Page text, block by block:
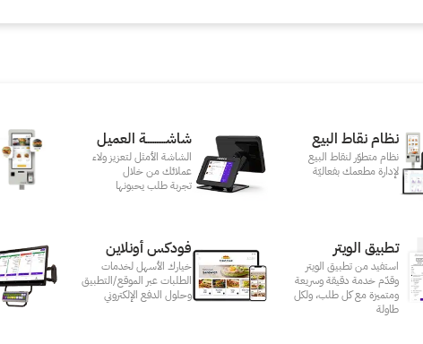
نظام نقاط البيع
نظام متطوّر لنقاط البيع
لإدارة مطعمك بفعاليّة
شاشـــــــــــة العميل
الشاشة الأمثل لتعزيز ولاء
عملائك من خلال
تجربة طلب يحبونها
تطبيق الويتر
استفيد من تطبيق الويتر
وقدّم خدمة دقيقة وسريعة
ومتميزة مع كل طلب، ولكل
طاولة
فودكس أونلاين
خيارك الأسهل لخدمات
الطلبات عبر الموقع/التطبيق
وحلول الدفع الإلكتروني